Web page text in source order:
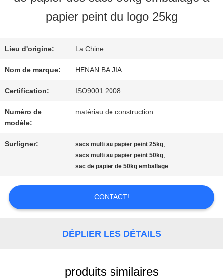
NOUS
VISITE
D'USINE
CONTRÔLE
QUALITÉ
CONTACTEZ-
papier peint du logo 25kg
Lieu d'origine: La Chine
Nom de marque: HENAN BAIJIA
Certification: ISO9001:2008
Numéro de
modèle:
matériau de construction
Surligner: sacs multi au papier peint 25kg,
sacs multi au papier peint 50kg,
sac de papier de 50kg emballage
CONTACT!
DÉPLIER LES DÉTAILS
produits similaires